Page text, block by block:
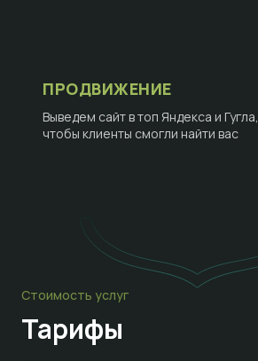
ПРОДВИЖЕНИЕ
Выведем сайт в топ Яндекса и Гугла,
чтобы клиенты смогли найти вас
Стоимость услуг
Тарифы